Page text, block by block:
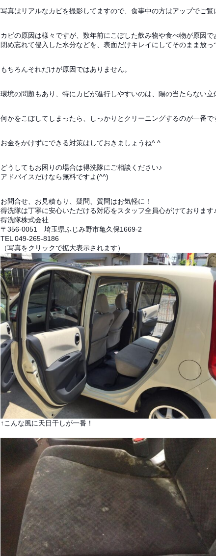
写真はリアルなカビを撮影してますので、食事中の方はアップでご
カビの原因は様々ですが、数年前にこぼした飲み物や食べ物が原因
閉め忘れて侵入した水分などを、表面だけキレイにしてそのまま放
もちろんそれだけが原因ではありません。
環境の問題もあり、特にカビが進行しやすいのは、陽の当たらない立
何かをこぼしてしまったら、しっかりとクリーニングするのが一番
お金をかけずにできる対策はしておきましょうね^ ^
どうしてもお困りの場合は得洗隊にご相談ください♪
アドバイスだけなら無料ですよ(^^)
お問合せ、お見積もり、疑問、質問はお気軽に！
得洗隊は丁寧に安心いただける対応をスタッフ全員心がけております
得洗隊株式会社
〒356-0051 埼玉県ふじみ野市亀久保1669-2
TEL 049-265-8186
（写真をクリックで拡大表示されます）
↑こんな風に天日干しが一番！